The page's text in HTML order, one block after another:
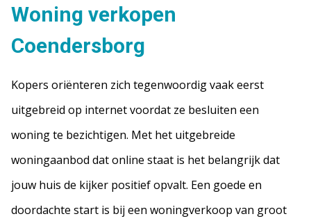
Woning verkopen
Coendersborg
Kopers oriënteren zich tegenwoordig vaak eerst
uitgebreid op internet voordat ze besluiten een
woning te bezichtigen. Met het uitgebreide
woningaanbod dat online staat is het belangrijk dat
jouw huis de kijker positief opvalt. Een goede en
doordachte start is bij een woningverkoop van groot